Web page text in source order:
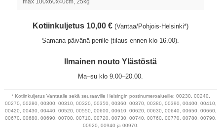
Kotiinkuljetus 10,00 € (Vantaa/Pohjois-Helsinki*)
Samana päivänä perille (tilaus ennen klo 16.00).
Ilmainen nouto Ylästöstä
Ma–su klo 9.00–20.00.
* Kotiinkuljetus Vantaalle sekä seuraaville Helsingin postinumeroalueille: 00230, 00240,
00270, 00280, 00300, 00310, 00320, 00350, 00360, 00370, 00380, 00390, 00400, 00410,
00420, 00430, 00440, 00520, 00550, 00600, 00610, 00620, 00630, 00640, 00650, 00660,
00670, 00680, 00690, 00700, 00710, 00720, 00730, 00740, 00760, 00770, 00780, 00790,
00920, 00940 ja 00970.